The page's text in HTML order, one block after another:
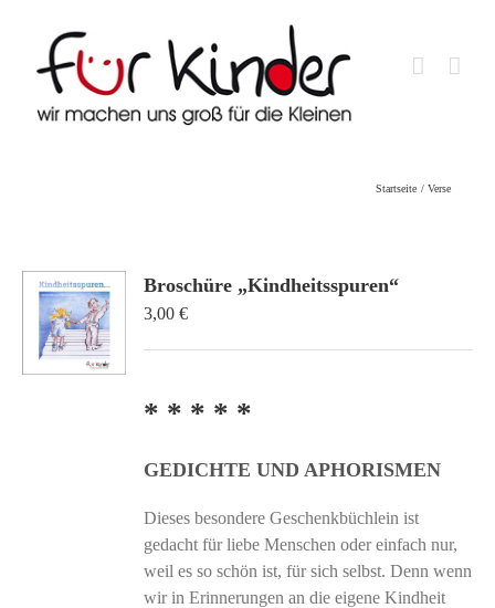
content
Startseite Verse
Broschüre „Kindheitsspuren“
3,00€
* * * * *
GEDICHTE UND APHORISMEN
Dieses besondere Geschenkbüchlein ist
gedacht für liebe Menschen oder einfach nur,
weil es so schön ist, für sich selbst. Denn wenn
wir in Erinnerungen an die eigene Kindheit